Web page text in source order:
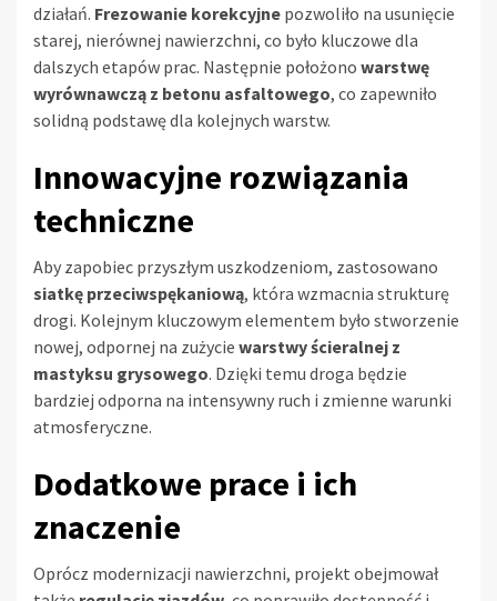
działań. Frezowanie korekcyjne pozwoliło na usunięcie
starej, nierównej nawierzchni, co było kluczowe dla
dalszych etapów prac. Następnie położono warstwę
wyrównawczą z betonu asfaltowego, co zapewniło
solidną podstawę dla kolejnych warstw.
Innowacyjne rozwiązania
techniczne
Aby zapobiec przyszłym uszkodzeniom, zastosowano
siatkę przeciwspękaniową, która wzmacnia strukturę
drogi. Kolejnym kluczowym elementem było stworzenie
nowej, odpornej na zużycie warstwy ścieralnej z
mastyksu grysowego. Dzięki temu droga będzie
bardziej odporna na intensywny ruch i zmienne warunki
atmosferyczne.
Dodatkowe prace i ich
znaczenie
Oprócz modernizacji nawierzchni, projekt obejmował